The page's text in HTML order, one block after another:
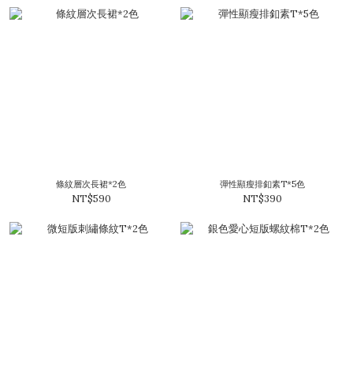
條紋層次長裙*2色
NT$590
彈性顯瘦排釦素T*5色
NT$390